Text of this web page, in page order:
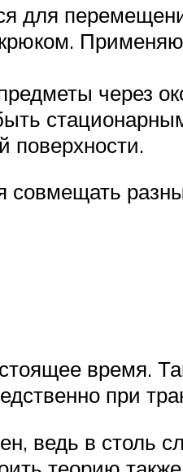
для
через
поверхности.
совмещать
время.
при
ведь в столь